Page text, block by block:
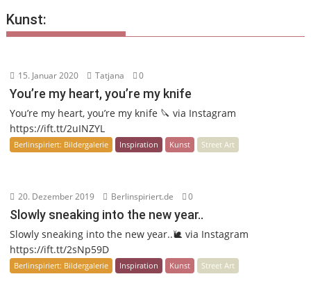
Kunst:
15. Januar 2020 Tatjana 0
You’re my heart, you’re my knife
You’re my heart, you’re my knife 🔪 via Instagram
https://ift.tt/2uINZYL
Berlinspiriert: Bildergalerie Inspiration Kunst Street Art
20. Dezember 2019 Berlinspiriert.de 0
Slowly sneaking into the new year..
Slowly sneaking into the new year..🐌 via Instagram
https://ift.tt/2sNp59D
Berlinspiriert: Bildergalerie Inspiration Kunst Street Art